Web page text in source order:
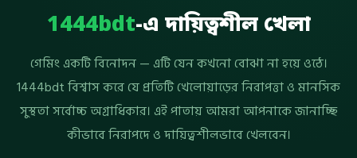
1444bdt-এ দায়িত্বশীল খেলা
গেমিং একটি বিনোদন — এটি যেন কখনো বোঝা না হয়ে ওঠে।
1444bdt বিশ্বাস করে যে প্রতিটি খেলোয়াড়ের নিরাপত্তা ও মানসিক
সুস্থতা সর্বোচ্চ অগ্রাধিকার। এই পাতায় আমরা আপনাকে জানাচ্ছি
কীভাবে নিরাপদে ও দায়িত্বশীলভাবে খেলবেন।